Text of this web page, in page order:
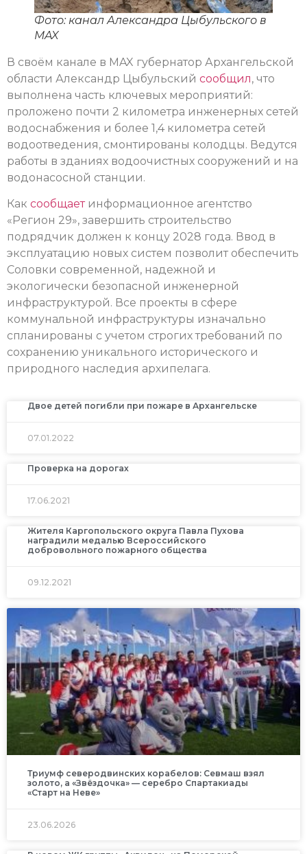
Фото: канал Александра Цыбульского в
MAX
В своём канале в MAX губернатор Архангельской
области Александр Цыбульский сообщил, что
выполнена часть ключевых мероприятий:
проложено почти 2 километра инженерных сетей
водоснабжения и более 1,4 километра сетей
водоотведения, смонтированы колодцы. Ведутся
работы в зданиях водоочистных сооружений и на
водонасосной станции.
Как сообщаетинформационное агентство
«Регион 29», завершить строительство
подрядчик должен к концу 2028 года. Ввод в
эксплуатацию новых систем позволит обеспечить
Соловки современной, надежной и
экологически безопасной инженерной
инфраструктурой. Все проекты в сфере
коммунальной инфраструктуры изначально
спланированы с учетом строгих требований по
сохранению уникального исторического и
природного наследия архипелага.
Двое детей погибли при пожаре в Архангельске
07.01.2022
Проверка на дорогах
17.06.2021
Жителя Каргопольского округа Павла Пухова
наградили медалью Всероссийского
добровольного пожарного общества
09.12.2021
Триумф северодвинских корабелов: Севмаш взял
золото, а «Звёздочка» — серебро Спартакиады
«Старт на Неве»
23.06.2026